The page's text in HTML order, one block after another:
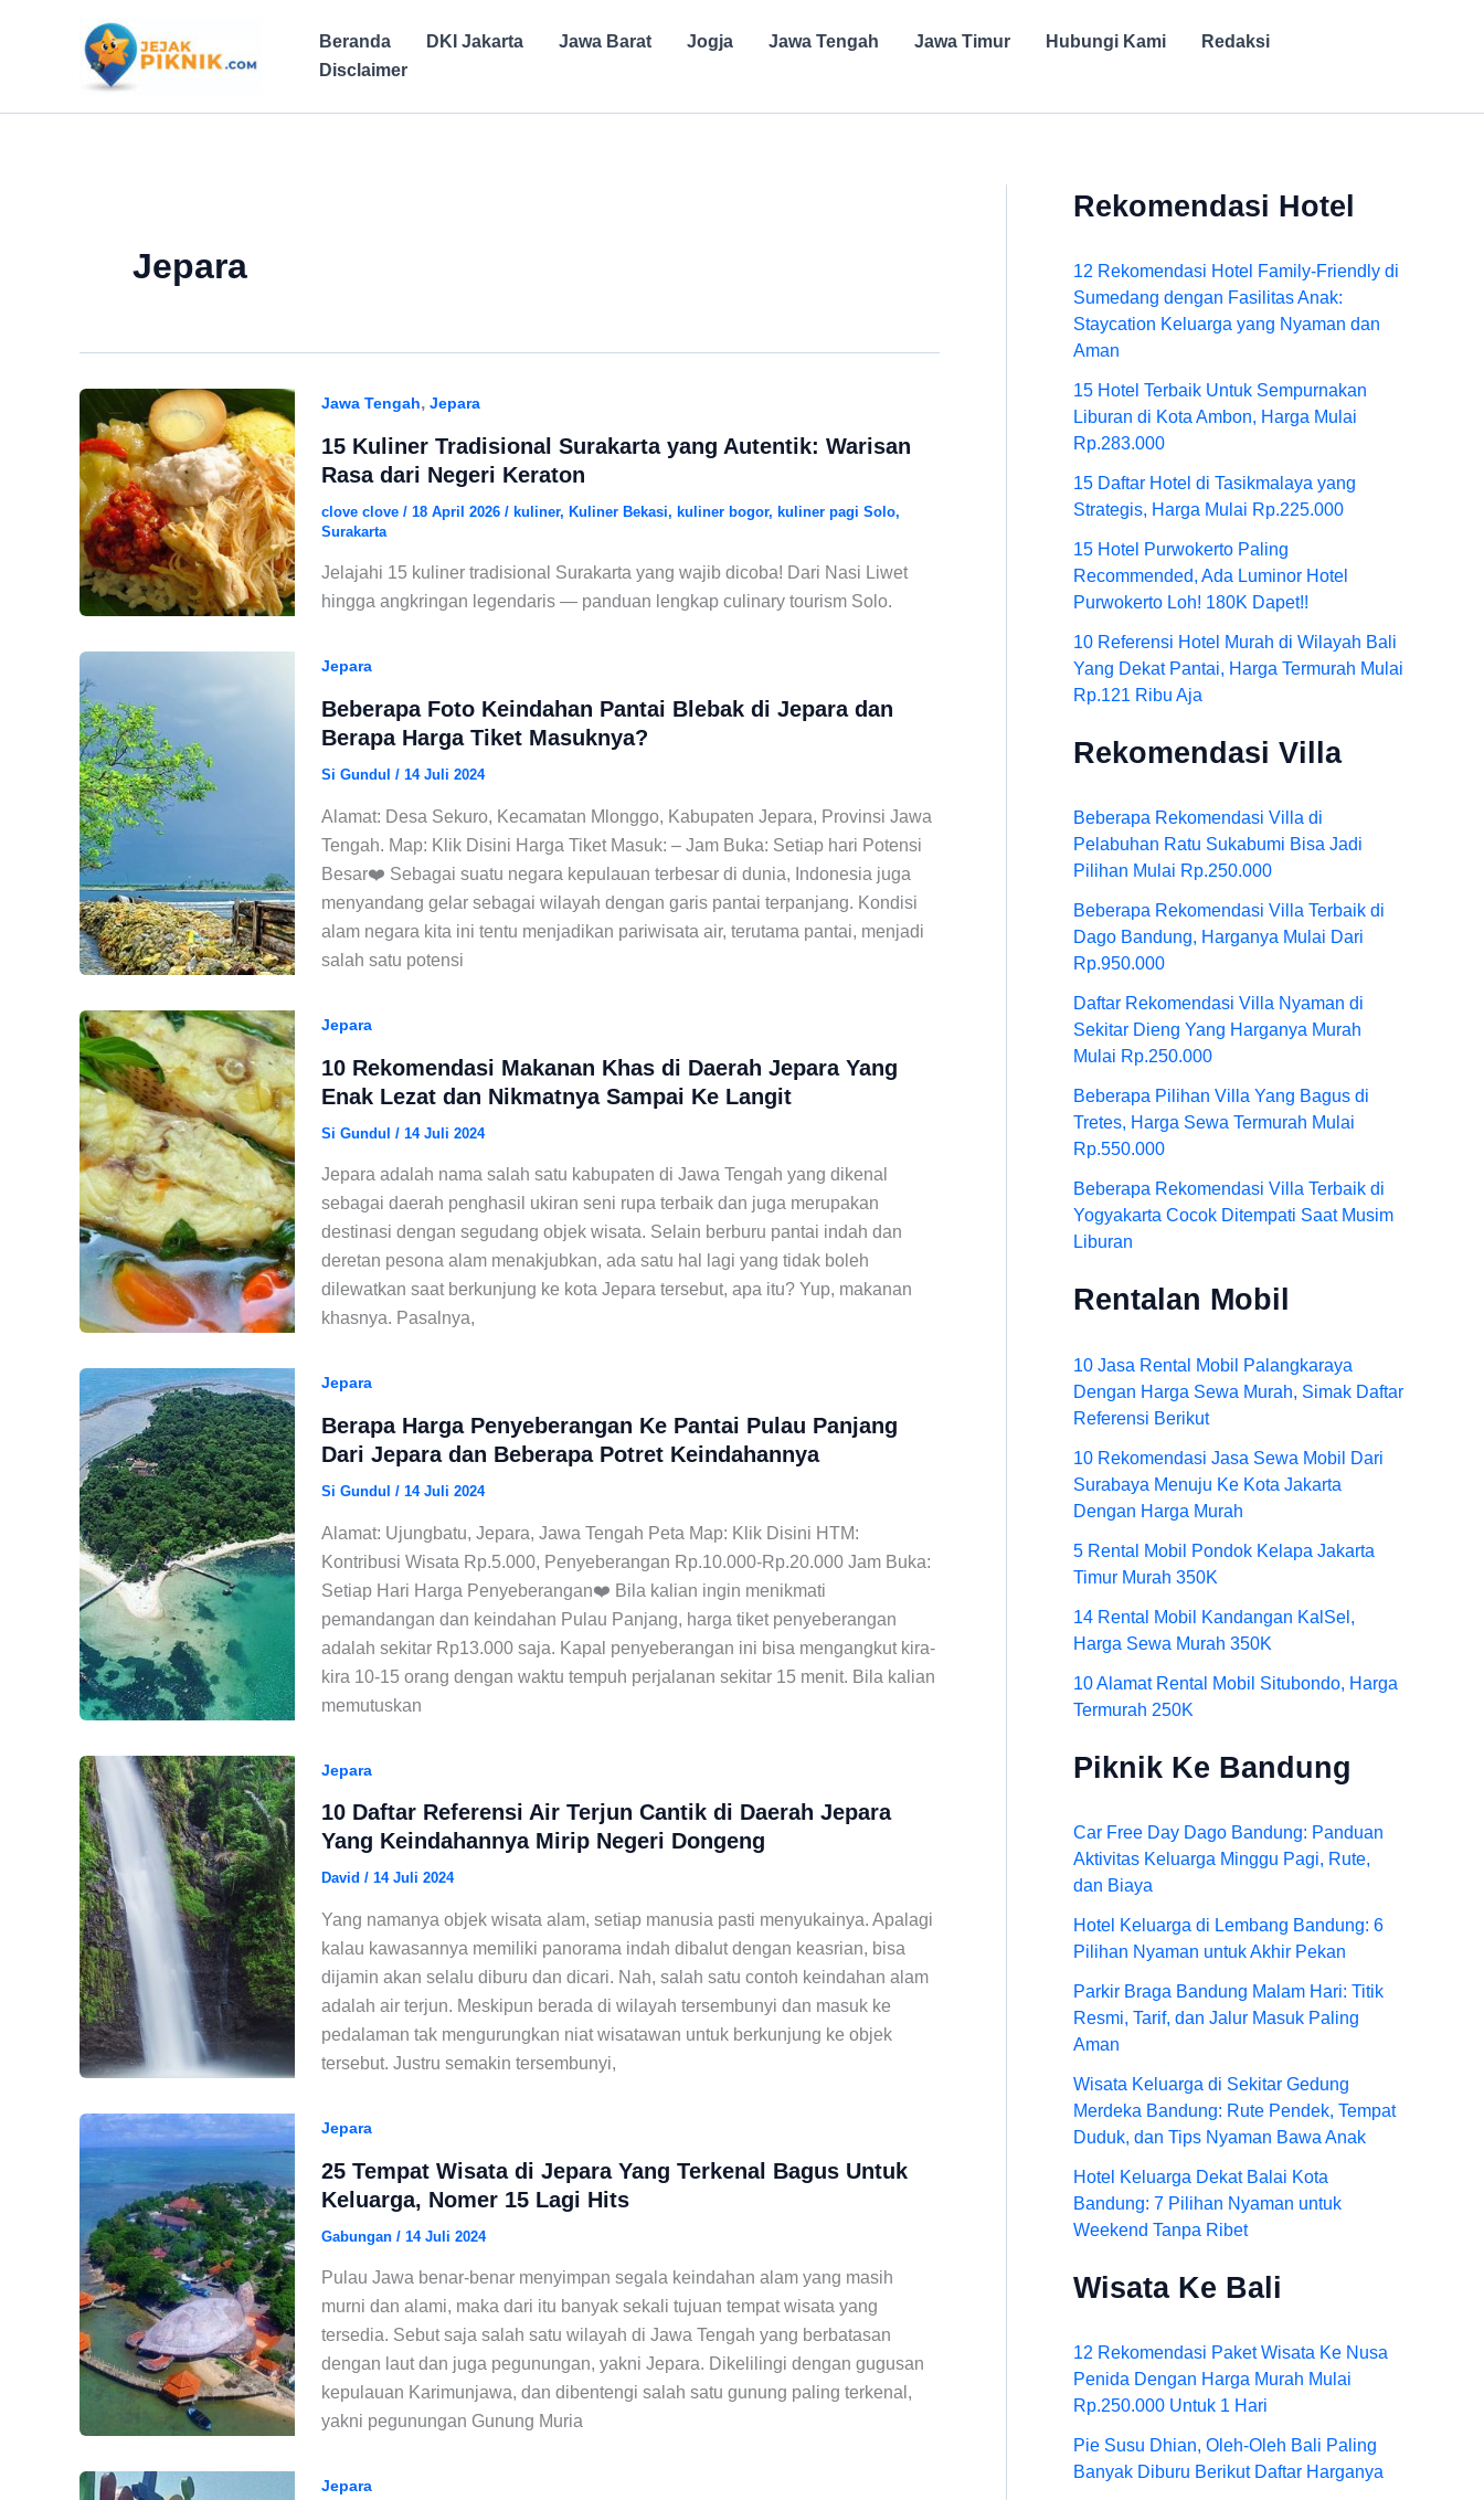
Beranda DKI Jakarta Jawa Barat Jogja Jawa Tengah Jawa Timur Hubungi Kami
Redaksi
Disclaimer
Jepara
Jawa Tengah, Jepara
15 Kuliner Tradisional Surakarta yang Autentik: Warisan
Rasa dari Negeri Keraton
clove clove / 18 April 2026 / kuliner, Kuliner Bekasi, kuliner bogor, kuliner pagi Solo,
Surakarta
Jelajahi 15 kuliner tradisional Surakarta yang wajib dicoba! Dari Nasi Liwet
hingga angkringan legendaris — panduan lengkap culinary tourism Solo.
Jepara
Beberapa Foto Keindahan Pantai Blebak di Jepara dan
Berapa Harga Tiket Masuknya?
Si Gundul / 14 Juli 2024
Alamat: Desa Sekuro, Kecamatan Mlonggo, Kabupaten Jepara, Provinsi Jawa
Tengah. Map: Klik Disini Harga Tiket Masuk: – Jam Buka: Setiap hari Potensi
Besar❤️ Sebagai suatu negara kepulauan terbesar di dunia, Indonesia juga
menyandang gelar sebagai wilayah dengan garis pantai terpanjang. Kondisi
alam negara kita ini tentu menjadikan pariwisata air, terutama pantai, menjadi
salah satu potensi
Jepara
10 Rekomendasi Makanan Khas di Daerah Jepara Yang
Enak Lezat dan Nikmatnya Sampai Ke Langit
Si Gundul / 14 Juli 2024
Jepara adalah nama salah satu kabupaten di Jawa Tengah yang dikenal
sebagai daerah penghasil ukiran seni rupa terbaik dan juga merupakan
destinasi dengan segudang objek wisata. Selain berburu pantai indah dan
deretan pesona alam menakjubkan, ada satu hal lagi yang tidak boleh
dilewatkan saat berkunjung ke kota Jepara tersebut, apa itu? Yup, makanan
khasnya. Pasalnya,
Jepara
Berapa Harga Penyeberangan Ke Pantai Pulau Panjang
Dari Jepara dan Beberapa Potret Keindahannya
Si Gundul / 14 Juli 2024
Alamat: Ujungbatu, Jepara, Jawa Tengah Peta Map: Klik Disini HTM:
Kontribusi Wisata Rp.5.000, Penyeberangan Rp.10.000-Rp.20.000 Jam Buka:
Setiap Hari Harga Penyeberangan❤️ Bila kalian ingin menikmati
pemandangan dan keindahan Pulau Panjang, harga tiket penyeberangan
adalah sekitar Rp13.000 saja. Kapal penyeberangan ini bisa mengangkut kira-
kira 10-15 orang dengan waktu tempuh perjalanan sekitar 15 menit. Bila kalian
memutuskan
Jepara
10 Daftar Referensi Air Terjun Cantik di Daerah Jepara
Yang Keindahannya Mirip Negeri Dongeng
David / 14 Juli 2024
Yang namanya objek wisata alam, setiap manusia pasti menyukainya. Apalagi
kalau kawasannya memiliki panorama indah dibalut dengan keasrian, bisa
dijamin akan selalu diburu dan dicari. Nah, salah satu contoh keindahan alam
adalah air terjun. Meskipun berada di wilayah tersembunyi dan masuk ke
pedalaman tak mengurungkan niat wisatawan untuk berkunjung ke objek
tersebut. Justru semakin tersembunyi,
Jepara
25 Tempat Wisata di Jepara Yang Terkenal Bagus Untuk
Keluarga, Nomer 15 Lagi Hits
Gabungan / 14 Juli 2024
Pulau Jawa benar-benar menyimpan segala keindahan alam yang masih
murni dan alami, maka dari itu banyak sekali tujuan tempat wisata yang
tersedia. Sebut saja salah satu wilayah di Jawa Tengah yang berbatasan
dengan laut dan juga pegunungan, yakni Jepara. Dikelilingi dengan gugusan
kepulauan Karimunjawa, dan dibentengi salah satu gunung paling terkenal,
yakni pegunungan Gunung Muria
Jepara
Rekomendasi Hotel
12 Rekomendasi Hotel Family-Friendly di
Sumedang dengan Fasilitas Anak:
Staycation Keluarga yang Nyaman dan
Aman
15 Hotel Terbaik Untuk Sempurnakan
Liburan di Kota Ambon, Harga Mulai
Rp.283.000
15 Daftar Hotel di Tasikmalaya yang
Strategis, Harga Mulai Rp.225.000
15 Hotel Purwokerto Paling
Recommended, Ada Luminor Hotel
Purwokerto Loh! 180K Dapet!!
10 Referensi Hotel Murah di Wilayah Bali
Yang Dekat Pantai, Harga Termurah Mulai
Rp.121 Ribu Aja
Rekomendasi Villa
Beberapa Rekomendasi Villa di
Pelabuhan Ratu Sukabumi Bisa Jadi
Pilihan Mulai Rp.250.000
Beberapa Rekomendasi Villa Terbaik di
Dago Bandung, Harganya Mulai Dari
Rp.950.000
Daftar Rekomendasi Villa Nyaman di
Sekitar Dieng Yang Harganya Murah
Mulai Rp.250.000
Beberapa Pilihan Villa Yang Bagus di
Tretes, Harga Sewa Termurah Mulai
Rp.550.000
Beberapa Rekomendasi Villa Terbaik di
Yogyakarta Cocok Ditempati Saat Musim
Liburan
Rentalan Mobil
10 Jasa Rental Mobil Palangkaraya
Dengan Harga Sewa Murah, Simak Daftar
Referensi Berikut
10 Rekomendasi Jasa Sewa Mobil Dari
Surabaya Menuju Ke Kota Jakarta
Dengan Harga Murah
5 Rental Mobil Pondok Kelapa Jakarta
Timur Murah 350K
14 Rental Mobil Kandangan KalSel,
Harga Sewa Murah 350K
10 Alamat Rental Mobil Situbondo, Harga
Termurah 250K
Piknik Ke Bandung
Car Free Day Dago Bandung: Panduan
Aktivitas Keluarga Minggu Pagi, Rute,
dan Biaya
Hotel Keluarga di Lembang Bandung: 6
Pilihan Nyaman untuk Akhir Pekan
Parkir Braga Bandung Malam Hari: Titik
Resmi, Tarif, dan Jalur Masuk Paling
Aman
Wisata Keluarga di Sekitar Gedung
Merdeka Bandung: Rute Pendek, Tempat
Duduk, dan Tips Nyaman Bawa Anak
Hotel Keluarga Dekat Balai Kota
Bandung: 7 Pilihan Nyaman untuk
Weekend Tanpa Ribet
Wisata Ke Bali
12 Rekomendasi Paket Wisata Ke Nusa
Penida Dengan Harga Murah Mulai
Rp.250.000 Untuk 1 Hari
Pie Susu Dhian, Oleh-Oleh Bali Paling
Banyak Diburu Berikut Daftar Harganya